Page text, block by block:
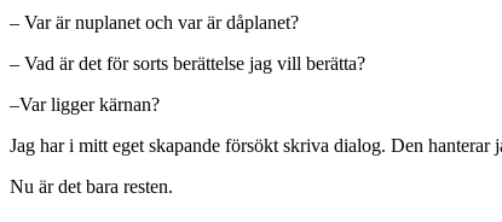
– Var är nuplanet och var är dåplanet?
– Vad är det för sorts berättelse jag vill berätta?
–Var ligger kärnan?
Jag har i mitt eget skapande försökt skriva dialog. Den
Nu är det bara resten.